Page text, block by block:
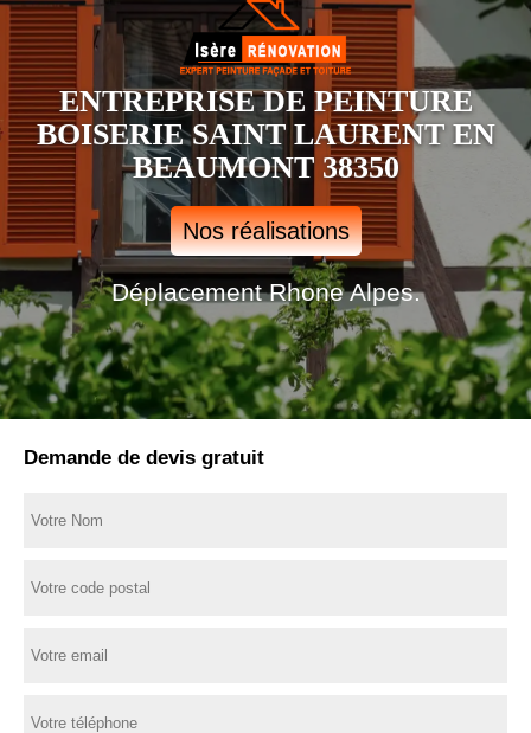
ENTREPRISE DE PEINTURE
BOISERIE SAINT LAURENT EN
BEAUMONT 38350
Nos réalisations
Déplacement Rhone Alpes.
Demande de devis gratuit